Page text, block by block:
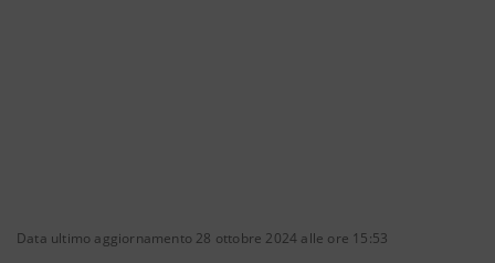
Data ultimo aggiornamento 28 ottobre 2024 alle ore 15:53